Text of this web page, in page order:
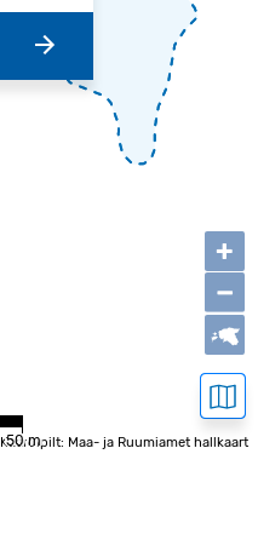
+
−
Kaardipilt: Maa- ja Ruumiamet hallkaart
50 m